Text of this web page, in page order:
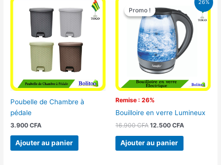
Poubelle de Chambre à
pédale
3.900CFA
Ajouter au panier
26%
Promo !
Remise : 26%
Promo !
Bouilloire en verre Lumineux
16.900CFA
prix
initial
16.900 CFA.
12.500 CFA
prix
actuel
est :
12.500 CFA.
Ajouter au panier